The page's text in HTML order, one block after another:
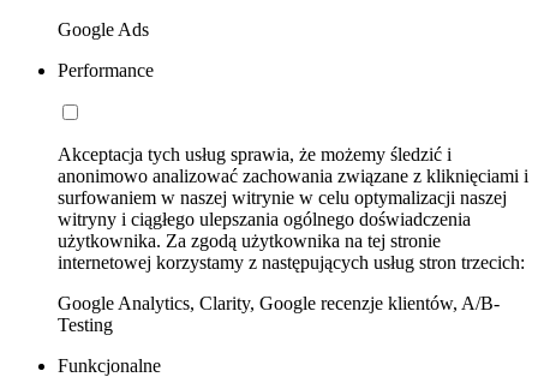
Google Ads
Performance
Akceptacja tych usług sprawia, że możemy śledzić i
anonimowo analizować zachowania związane z kliknięciami i
surfowaniem w naszej witrynie w celu optymalizacji naszej
witryny i ciągłego ulepszania ogólnego doświadczenia
użytkownika. Za zgodą użytkownika na tej stronie
internetowej korzystamy z następujących usług stron trzecich:
Google Analytics, Clarity, Google recenzje klientów, A/B-
Testing
Funkcjonalne